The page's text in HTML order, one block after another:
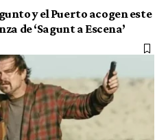
y el Puerto acogen este
de ‘Sagunt a Escena’